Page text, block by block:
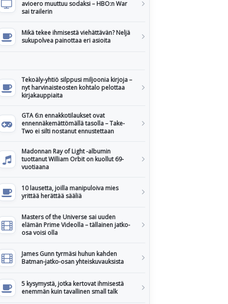
avioero muuttuu sodaksi – HBO:n War
sai trailerin
Mikä tekee ihmisestä viehättävän? Neljä
sukupolvea painottaa eri asioita
Tekoäly-yhtiö silppusi miljoonia kirjoja –
nyt harvinaisteosten kohtalo pelottaa
kirjakauppiaita
GTA 6:n ennakkotilaukset ovat
ennennäkemättömällä tasolla – Take-
Two ei silti nostanut ennustettaan
Madonnan Ray of Light -albumin
tuottanut William Orbit on kuollut 69-
vuotiaana
10 lausetta, joilla manipuloiva mies
yrittää herättää sääliä
Masters of the Universe sai uuden
elämän Prime Videolla – tällainen jatko-
osa voisi olla
James Gunn tyrmäsi huhun kahden
Batman-jatko-osan yhteiskuvauksista
5 kysymystä, jotka kertovat ihmisestä
enemmän kuin tavallinen small talk